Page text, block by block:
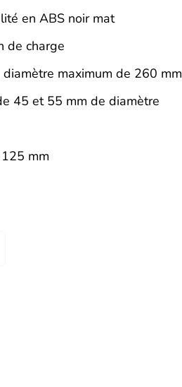
en ABS noir mat
de charge
diamètre maximum de 260 mm
45 et 55 mm de diamètre
mm